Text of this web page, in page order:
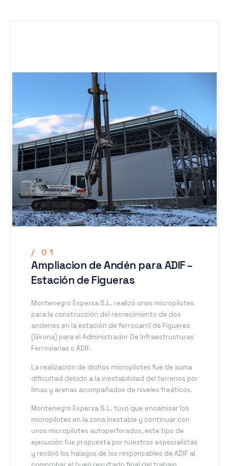
/ 01
Ampliacion de Andén para ADIF –
Estación de Figueras
Montenegro Expersa S.L. realizó unos micropilotes
para la construcción del recrecimiento de dos
andenes en la estación de ferrocarril de Figueres
(Girona) para el Administrador De Infraestructuras
Ferroviarias o ADIF.
La realización de dichos micropilotes fue de suma
dificultad debido a la inestabilidad del terrenos por
limas y arenas acompañados de niveles freáticos.
Montenegro Expersa S.L. tuvo que encamisar los
micropilotes en la zona inestable y continuar con
unos micropilotes autoperforados, este tipo de
ejecución fue propuesta por nuestros especialistas
y recibió los halagos de los responsables de ADIF al